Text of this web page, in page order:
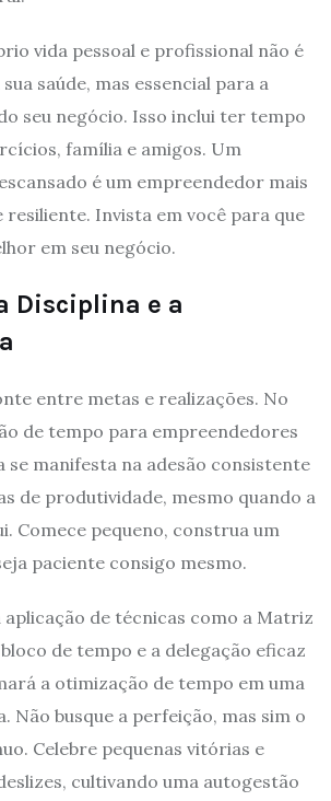
vida pessoal e profissional não é
saúde, mas essencial para a
seu negócio. Isso inclui ter tempo
família e amigos. Um
é um empreendedor mais
resiliente. Invista em você para que
em seu negócio.
Disciplina e a
entre metas e realizações. No
de tempo para empreendedores
se manifesta na adesão consistente
de produtividade, mesmo quando a
Comece pequeno, construa um
paciente consigo mesmo.
aplicação de técnicas como a Matriz
de tempo e a delegação eficaz
a otimização de tempo em uma
Não busque a perfeição, mas sim o
Celebre pequenas vitórias e
cultivando uma autogestão